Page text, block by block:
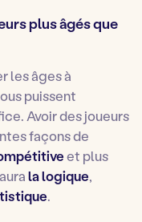
plus âgés que
les âges à
puissent
Avoir des joueurs
façons de
et plus
la logique,
.